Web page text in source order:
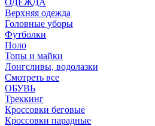
ОДЕЖДА
Верхняя одежда
Головные уборы
Футболки
Поло
Топы и майки
Лонгсливы, водолазки
Смотреть все
ОБУВЬ
Треккинг
Кроссовки беговые
Кроссовки парадные